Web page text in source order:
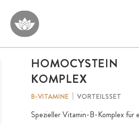
HOMOCYSTEIN
KOMPLEX
B-VITAMINE VORTEILSSET
Spezieller Vitamin-B-Komplex für